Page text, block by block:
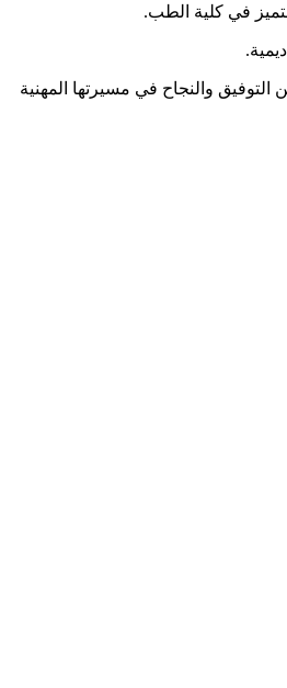
في كلية الطب.
التوفيق والنجاح في مسيرتها المهنية